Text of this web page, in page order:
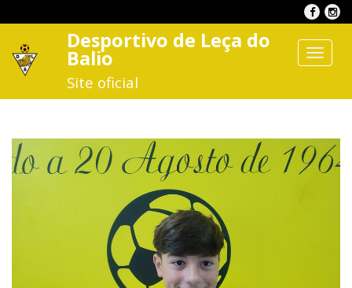
Toggle
Desportivo de Leça do
Balio
Site oficial